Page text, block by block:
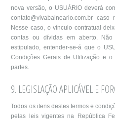
nova versão, o USUÁRIO deverá
contato@vivabalneario.com.br caso
Nesse caso, o vínculo contratual
contas ou dívidas em aberto.
estipulado, entender-se-á que o
Condições Gerais de Utilização e
partes.
9. LEGISLAÇÃO APLICÁVEL E
Todos os itens destes termos e
pelas leis vigentes na República